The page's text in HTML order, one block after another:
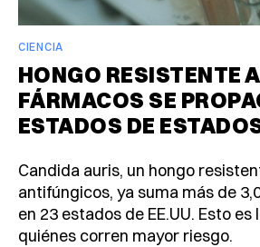
CIENCIA
HONGO RESISTENTE A
FÁRMACOS SE
ESTADOS DE
Candida auris, un hongo
antifúngicos, ya suma más de
en 23 estados de EE.UU. Esto es
quiénes corren mayor riesgo.